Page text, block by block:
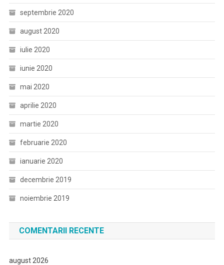
septembrie 2020
august 2020
iulie 2020
iunie 2020
mai 2020
aprilie 2020
martie 2020
februarie 2020
ianuarie 2020
decembrie 2019
noiembrie 2019
COMENTARII RECENTE
august 2026